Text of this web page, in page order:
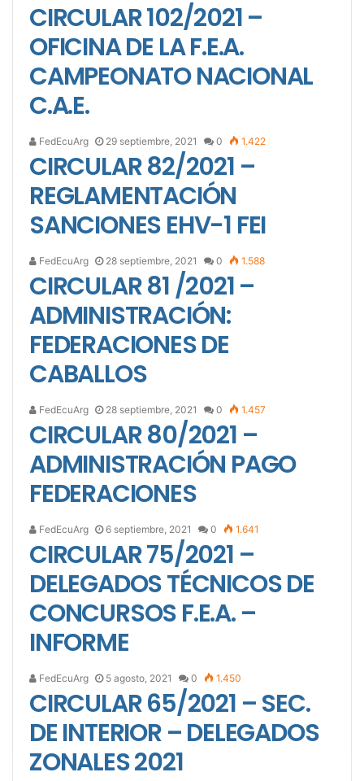
CIRCULAR 102/2021 –
OFICINA DE LA F.E.A.
CAMPEONATO NACIONAL
C.A.E.
FedEcuArg 29 septiembre, 2021 0 1.422
CIRCULAR 82/2021 –
REGLAMENTACIÓN
SANCIONES EHV-1 FEI
FedEcuArg 28 septiembre, 2021 0 1.588
CIRCULAR 81 /2021 –
ADMINISTRACIÓN:
FEDERACIONES DE
CABALLOS
FedEcuArg 28 septiembre, 2021 0 1.457
CIRCULAR 80/2021 –
ADMINISTRACIÓN PAGO
FEDERACIONES
FedEcuArg 6 septiembre, 2021 0 1.641
CIRCULAR 75/2021 –
DELEGADOS TÉCNICOS DE
CONCURSOS F.E.A. –
INFORME
FedEcuArg 5 agosto, 2021 0 1.450
CIRCULAR 65/2021 – SEC.
DE INTERIOR – DELEGADOS
ZONALES 2021